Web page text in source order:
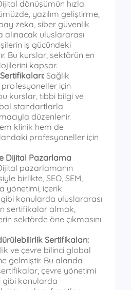
dönüşümün hızla
yazılım geliştirme,
zeka, siber güvenlik
uluslararası
iş gücündeki
Bu kurslar, sektörün en
kapsar.
Sağlık
için
kurslar, tıbbi bilgi ve
standartlarla
düzenlenir.
klinik hem de
profesyoneller için
Dijital Pazarlama
pazarlamanın
birlikte, SEO, SEM,
yönetimi, içerik
konularda uluslararası
sertifikalar almak,
sektörde öne çıkmasını
Sertifikaları:
ve çevre bilinci global
gelmiştir. Bu alanda
çevre yönetimi
gibi konularda